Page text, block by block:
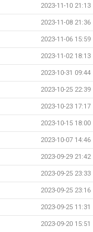
2023-11-10 21:13
2023-11-08 21:36
2023-11-06 15:59
2023-11-02 18:13
2023-10-31 09:44
2023-10-25 22:39
2023-10-23 17:17
2023-10-15 18:00
2023-10-07 14:46
2023-09-29 21:42
2023-09-25 23:33
2023-09-25 23:16
2023-09-25 11:31
2023-09-20 15:51